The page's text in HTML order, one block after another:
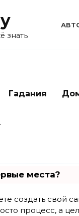
знать
Гадания
места?
создать свой
процесс, а